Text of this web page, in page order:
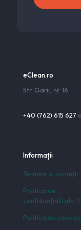
eClean.ro
Str. Garii, nr. 16
+40 (762) 615 627
Informații
Termeni și condiții
Politica de
confidențialitate
Politica de cookies